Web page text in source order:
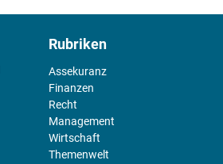
Rubriken
Assekuranz
Finanzen
Recht
Management
Wirtschaft
Themenwelt